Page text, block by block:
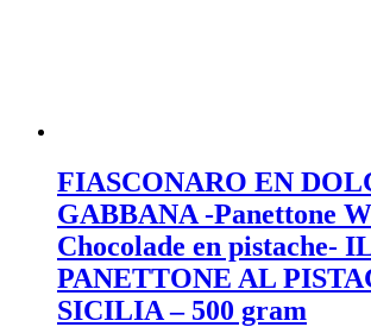
FIASCONARO EN
GABBANA -Panettone
Chocolade en pistache-
PANETTONE AL
SICILIA – 500 gram